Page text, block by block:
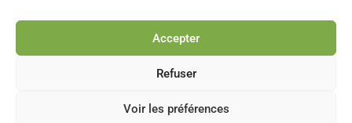
Accepter
Refuser
Voir les préférences
p
e
i
n
e
Je m'abonne à la lettre d'info